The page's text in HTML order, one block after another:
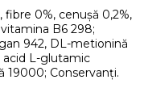
fibre 0%, cenușă 0,2%,
B6 298;
942, DL-metionină
acid L-glutamic
19000; Conservanți.